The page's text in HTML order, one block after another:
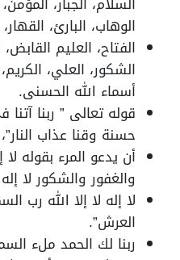
الوهاب، البارئ،
الفتاح، العليم
الشكور، العلي،
أسماء الله الحسنى.
قوله تعالى ” ربنا
حسنة وقنا عذاب
أن يدعو المرء بقوله لا
والغفور والشكور لا
لا إله لا إلا الله رب
العرش”.
ربنا لك الحمد ملء